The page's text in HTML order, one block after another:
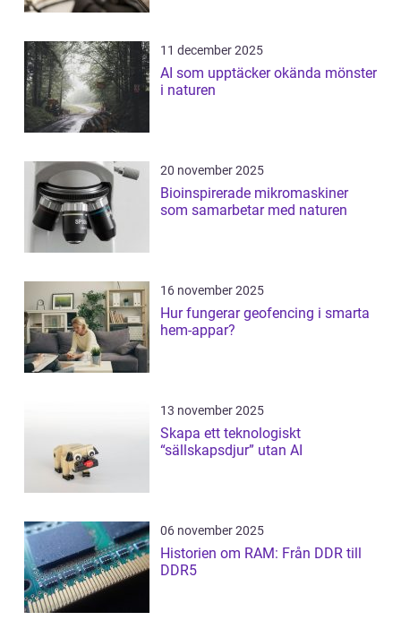
11 december 2025
AI som upptäcker okända mönster
i naturen
20 november 2025
Bioinspirerade mikromaskiner
som samarbetar med naturen
16 november 2025
Hur fungerar geofencing i smarta
hem-appar?
13 november 2025
Skapa ett teknologiskt
“sällskapsdjur” utan AI
06 november 2025
Historien om RAM: Från DDR till
DDR5